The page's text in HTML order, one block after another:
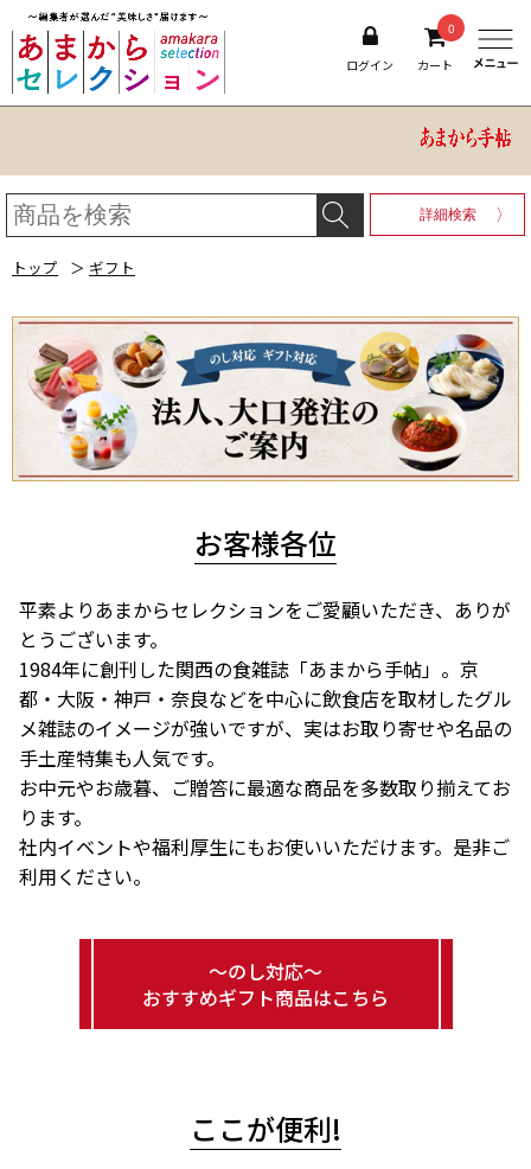
ログイン
0
カート
詳細検索
トップ ＞ ギフト
お客様各位
平素よりあまからセレクションをご愛顧いただき、ありが
とうございます。
1984年に創刊した関西の食雑誌「あまから手帖」。京
都・大阪・神戸・奈良などを中心に飲食店を取材したグル
メ雑誌のイメージが強いですが、実はお取り寄せや名品の
手土産特集も人気です。
お中元やお歳暮、ご贈答に最適な商品を多数取り揃えてお
ります。
社内イベントや福利厚生にもお使いいただけます。是非ご
利用ください。
～のし対応～
おすすめギフト商品はこちら
ここが便利!